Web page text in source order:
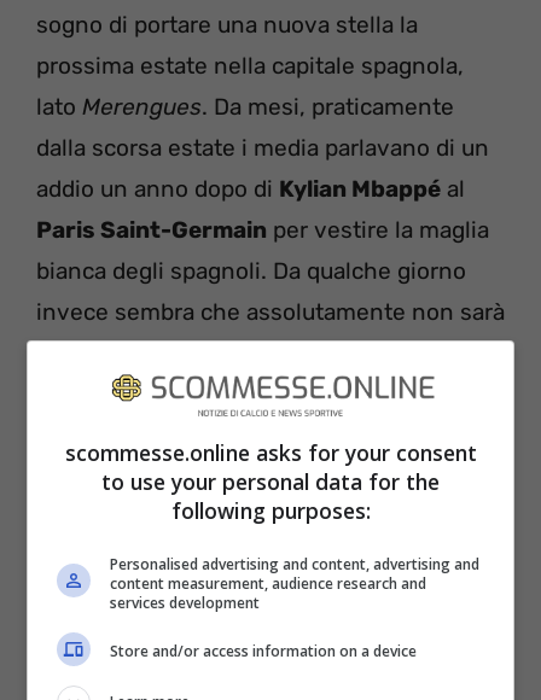
sogno di portare una nuova stella la
prossima estate nella capitale spagnola,
lato Merengues. Da mesi, praticamente
dalla scorsa estate i media parlavano di un
addio un anno dopo di Kylian Mbappé al
Paris Saint-Germain per vestire la maglia
bianca degli spagnoli. Da qualche giorno
invece sembra che assolutamente non sarà
scommesse.online asks for your consent
to use your personal data for the
following purposes:
Personalised advertising and content, advertising and
content measurement, audience research and
services development
Store and/or access information on a device